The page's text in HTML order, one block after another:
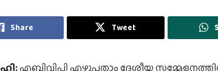
Share Tweet
എബിവിപി എഴുപതാം ദേശീയ